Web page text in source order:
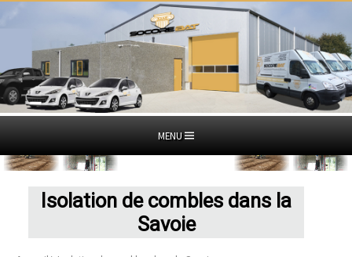
MENU
Isolation de combles dans la
Savoie